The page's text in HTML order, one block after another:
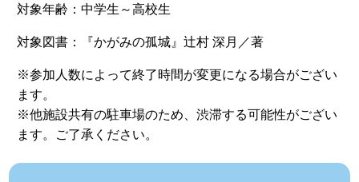
対象年齢：中学生～高校生
対象図書：『かがみの孤城』辻村 深月／著
※参加人数によって終了時間が変更になる場合がござい
ます。
※他施設共有の駐車場のため、渋滞する可能性がござい
ます。ご了承ください。